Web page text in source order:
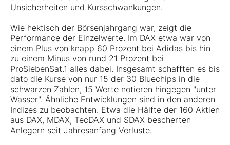
Unsicherheiten und Kursschwankungen.
Wie hektisch der Börsenjahrgang war, zeigt die
Performance der Einzelwerte. Im DAX etwa war von
einem Plus von knapp 60 Prozent bei Adidas bis hin
zu einem Minus von rund 21 Prozent bei
ProSiebenSat.1 alles dabei. Insgesamt schafften es bis
dato die Kurse von nur 15 der 30 Bluechips in die
schwarzen Zahlen, 15 Werte notieren hingegen "unter
Wasser". Ähnliche Entwicklungen sind in den anderen
Indizes zu beobachten. Etwa die Hälfte der 160 Aktien
aus DAX, MDAX, TecDAX und SDAX bescherten
Anlegern seit Jahresanfang Verluste.